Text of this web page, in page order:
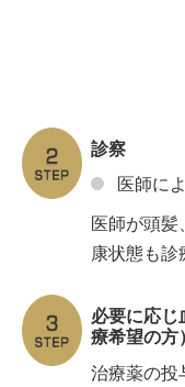
診察
医師に
医師が頭髪
康状態も診
必要に応じ
療希望の方
治療薬の投